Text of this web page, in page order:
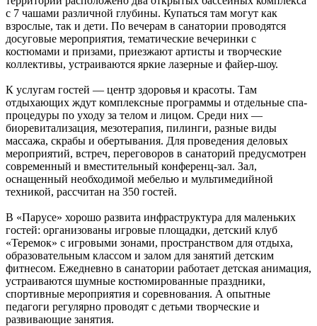
с 7 чашами различной глубины. Купаться там могут как
взрослые, так и дети. По вечерам в санатории проводятся
досуговые мероприятия, тематические вечеринки с
костюмами и призами, приезжают артисты и творческие
коллективы, устраиваются яркие лазерные и файер-шоу.
К услугам гостей — центр здоровья и красоты. Там
отдыхающих ждут комплексные программы и отдельные спа-
процедуры по уходу за телом и лицом. Среди них —
биоревитализация, мезотерапия, пилинги, разные виды
массажа, скрабы и обертывания. Для проведения деловых
мероприятий, встреч, переговоров в санаторий предусмотрен
современный и вместительный конференц-зал. Зал,
оснащенный необходимой мебелью и мультимедийной
техникой, рассчитан на 350 гостей.
В «Парусе» хорошо развита инфраструктура для маленьких
гостей: организованы игровые площадки, детский клуб
«Теремок» с игровыми зонами, пространством для отдыха,
образовательным классом и залом для занятий детским
фитнесом. Ежедневно в санатории работает детская анимация,
устраиваются шумные костюмированные праздники,
спортивные мероприятия и соревнования. А опытные
педагоги регулярно проводят с детьми творческие и
развивающие занятия.